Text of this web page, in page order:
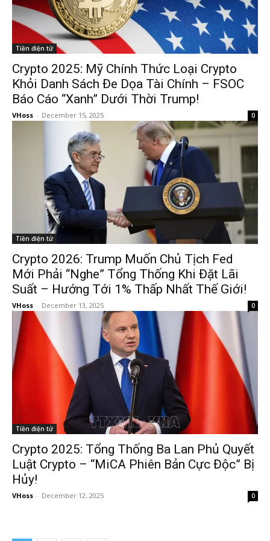
Tiền điện tử
Crypto 2025: Mỹ Chính Thức Loại Crypto
Khỏi Danh Sách Đe Dọa Tài Chính – FSOC
Báo Cáo “Xanh” Dưới Thời Trump!
VHoss - December 15, 2025 0
Tiền điện tử
Crypto 2026: Trump Muốn Chủ Tịch Fed
Mới Phải “Nghe” Tổng Thống Khi Đặt Lãi
Suất – Hướng Tới 1% Thấp Nhất Thế Giới!
VHoss - December 13, 2025 0
Tiền điện tử
Crypto 2025: Tổng Thống Ba Lan Phủ Quyết
Luật Crypto – “MiCA Phiên Bản Cực Độc” Bị
Hủy!
VHoss - December 12, 2025 0